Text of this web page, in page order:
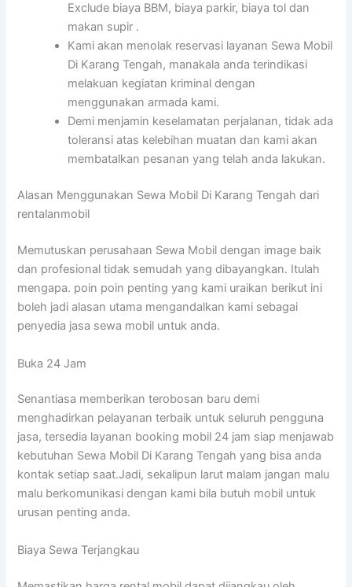
Exclude biaya BBM, biaya parkir, biaya tol dan
makan supir .
Kami akan menolak reservasi layanan Sewa Mobil
Di Karang Tengah, manakala anda terindikasi
melakuan kegiatan kriminal dengan
menggunakan armada kami.
Demi menjamin keselamatan perjalanan, tidak ada
toleransi atas kelebihan muatan dan kami akan
membatalkan pesanan yang telah anda lakukan.
Alasan Menggunakan Sewa Mobil Di Karang Tengah dari
rentalanmobil
Memutuskan perusahaan Sewa Mobil dengan image baik
dan profesional tidak semudah yang dibayangkan. Itulah
mengapa. poin poin penting yang kami uraikan berikut ini
boleh jadi alasan utama mengandalkan kami sebagai
penyedia jasa sewa mobil untuk anda.
Buka 24 Jam
Senantiasa memberikan terobosan baru demi
menghadirkan pelayanan terbaik untuk seluruh pengguna
jasa, tersedia layanan booking mobil 24 jam siap menjawab
kebutuhan Sewa Mobil Di Karang Tengah yang bisa anda
kontak setiap saat.Jadi, sekalipun larut malam jangan malu
malu berkomunikasi dengan kami bila butuh mobil untuk
urusan penting anda.
Biaya Sewa Terjangkau